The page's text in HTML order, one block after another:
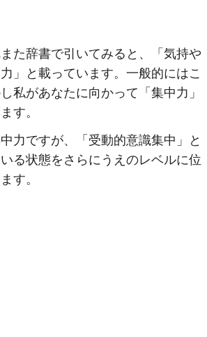
た辞書で引いてみると、「気持や
」と載っています。一般的にはこ
私があなたに向かって「集中力」
す。
力ですが、「受動的意識集中」と
る状態をさらにうえのレベルに位
す。